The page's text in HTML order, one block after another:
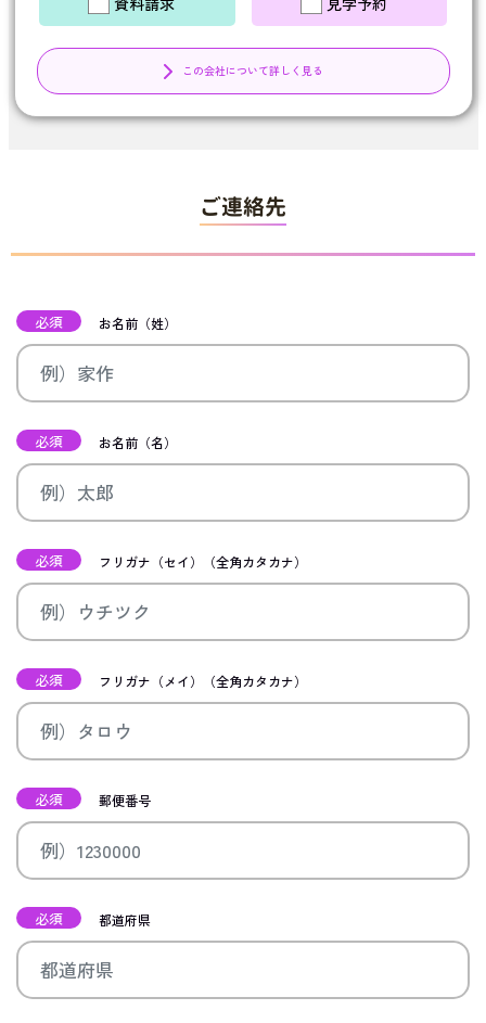
この会社について詳しく見る
ご連絡先
必須 お名前（姓）
必須 お名前（名）
必須 フリガナ（セイ）（全角カタカナ）
必須 フリガナ（メイ）（全角カタカナ）
必須 郵便番号
必須 都道府県